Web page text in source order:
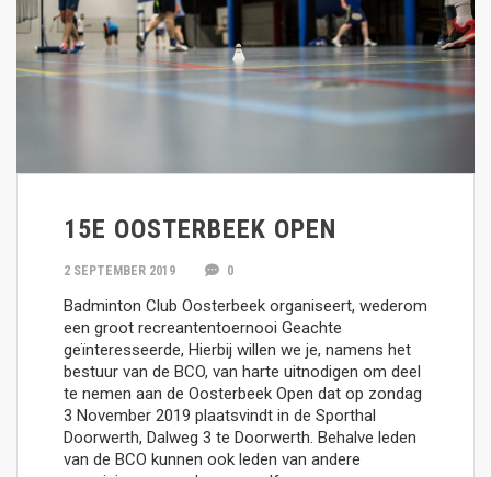
15E OOSTERBEEK OPEN
2 SEPTEMBER 2019 0
Badminton Club Oosterbeek organiseert, wederom
een groot recreantentoernooi Geachte
geïnteresseerde, Hierbij willen we je, namens het
bestuur van de BCO, van harte uitnodigen om deel
te nemen aan de Oosterbeek Open dat op zondag
3 November 2019 plaatsvindt in de Sporthal
Doorwerth, Dalweg 3 te Doorwerth. Behalve leden
van de BCO kunnen ook leden van andere